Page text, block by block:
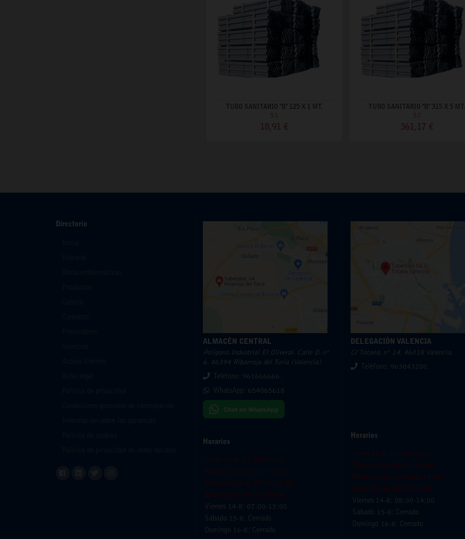
TUBO SANITARIO "B" 125 X 1 MT.
51
18,91 €
TUBO SANITARIO "B" 315 X 5 MT.
52
361,17 €
Directorio
ALMACÉN CENTRAL
Polígono Industrial El Oliveral. Calle D. nº
6. 46394 Ribarroja del Turia (Valencia)
Teléfono: 961666666.
WhatsApp: 654065618
Horarios
Lunes 10-8: 07:00-15:00
Martes 11-8: 07:00-15:00
Miercoles 12-8: 07:00-15:00
Jueves 13-8: 07:00-15:00
Viernes 14-8: 07:00-15:00
Sábado 15-8: Cerrado
Domingo 16-8: Cerrado
DELEGACIÓN VALENCIA
C/ Totana, nº 14. 46018 Valencia.
Teléfono: 963843200.
Horarios
Lunes 10-8: 08:00-14:00
Martes 11-8: 08:00-14:00
Miercoles 12-8: 08:00-14:00
Jueves 13-8: 08:00-14:00
Viernes 14-8: 08:00-14:00
Sábado 15-8: Cerrado
Domingo 16-8: Cerrado